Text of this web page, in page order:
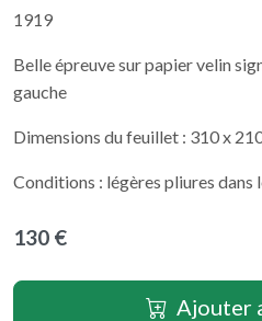
1919
Belle épreuve sur papier velin
gauche
Dimensions du feuillet : 310 x
Conditions : légères pliures dans
130 €
Ajouter